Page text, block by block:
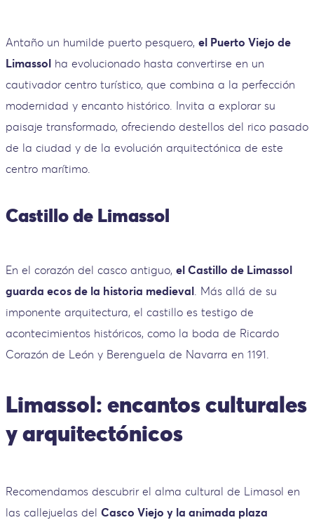
Antaño un humilde puerto pesquero, el Puerto Viejo de
Limassol ha evolucionado hasta convertirse en un
cautivador centro turístico, que combina a la perfección
modernidad y encanto histórico. Invita a explorar su
paisaje transformado, ofreciendo destellos del rico pasado
de la ciudad y de la evolución arquitectónica de este
centro marítimo.
Castillo de Limassol
En el corazón del casco antiguo, el Castillo de Limassol
guarda ecos de la historia medieval . Más allá de su
imponente arquitectura, el castillo es testigo de
acontecimientos históricos, como la boda de Ricardo
Corazón de León y Berenguela de Navarra en 1191.
Limassol: encantos culturales
y arquitectónicos
Recomendamos descubrir el alma cultural de Limasol en
las callejuelas del Casco Viejo y la animada plaza